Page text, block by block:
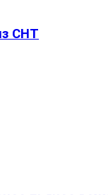
СНТ